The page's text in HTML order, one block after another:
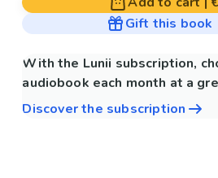
Gift this book
With the Lunii subscription,
audiobook each month at a
Discover the subscription